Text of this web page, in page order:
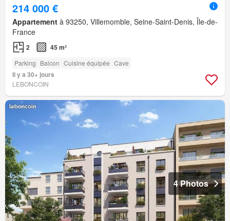
214 000 €
Appartement à 93250, Villemomble, Seine-Saint-Denis, Île-de-
France
2 45 m²
Parking Balcon Cuisine équipée Cave
Il y a 30+ jours
LEBONCOIN
4 Photos